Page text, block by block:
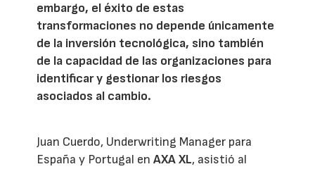
embargo, el éxito de estas
transformaciones no depende únicamente
de la inversión tecnológica, sino también
de la capacidad de las organizaciones para
identificar y gestionar los riesgos
asociados al cambio.
Juan Cuerdo, Underwriting Manager para
España y Portugal enAXA XL, asistió al